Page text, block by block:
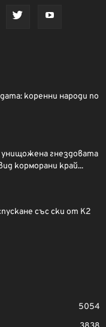
коренни народи по
гнездовата
корморани край...
със ски от К2
5054